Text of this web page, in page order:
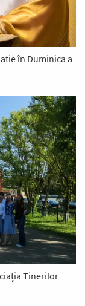
în Duminica a
Tinerilor